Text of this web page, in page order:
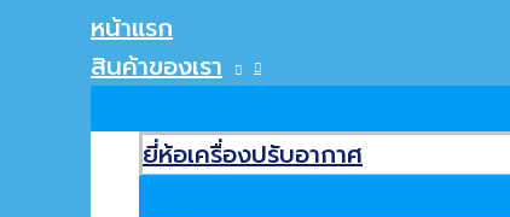
หน้าแรก
สินค้าของเรา
ยี่ห้อเครื่องปรับอากาศ
บทความ
11.11 ช้อบกระหน่ำ รับลมหนาว
(ไม่มีชื่อ)
เครื่องซักผ้าหยอดเหรียญสระบุรี